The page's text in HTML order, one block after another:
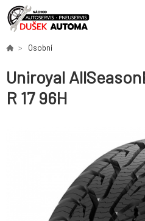
Osobní
Uniroyal
R 17 96H